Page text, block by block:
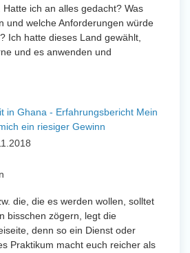
ich an alles gedacht? Was
und welche Anforderungen würde
Ich hatte dieses Land gewählt,
und es anwenden und
in Ghana - Erfahrungsbericht Mein
ein riesiger Gewinn
die, die es werden wollen, solltet
bisschen zögern, legt die
denn so ein Dienst oder
Praktikum macht euch reicher als